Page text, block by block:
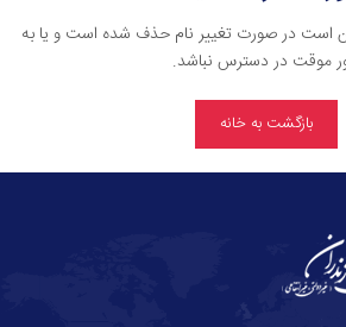
است در صورت تغییر نام حذف شده است و یا به
موقت در دسترس نباشد.
بازگشت به خانه